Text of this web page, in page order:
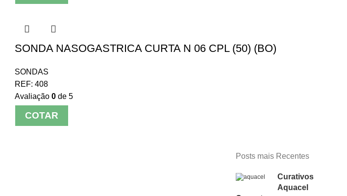
SONDA NASOGASTRICA CURTA N 06 CPL (50) (BO)
SONDAS
REF: 408
Avaliação 0 de 5
COTAR
Posts mais Recentes
Curativos
Aquacel